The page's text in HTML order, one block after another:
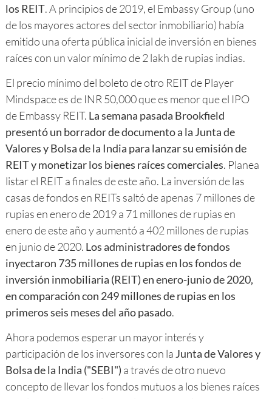
los REIT. A principios de 2019, el Embassy Group (uno
de los mayores actores del sector inmobiliario) había
emitido una oferta pública inicial de inversión en bienes
raíces con un valor mínimo de 2 lakh de rupias indias.
El precio mínimo del boleto de otro REIT de Player
Mindspace es de INR 50,000 que es menor que el IPO
de Embassy REIT. La semana pasada Brookfield
presentó un borrador de documento a la Junta de
Valores y Bolsa de la India para lanzar su emisión de
REIT y monetizar los bienes raíces comerciales. Planea
listar el REIT a finales de este año. La inversión de las
casas de fondos en REITs saltó de apenas 7 millones de
rupias en enero de 2019 a 71 millones de rupias en
enero de este año y aumentó a 402 millones de rupias
en junio de 2020. Los administradores de fondos
inyectaron 735 millones de rupias en los fondos de
inversión inmobiliaria (REIT) en enero-junio de 2020,
en comparación con 249 millones de rupias en los
primeros seis meses del año pasado.
Ahora podemos esperar un mayor interés y
participación de los inversores con laJunta de Valores y
Bolsa de la India ("SEBI") a través de otro nuevo
concepto de llevar los fondos mutuos a los bienes raíces